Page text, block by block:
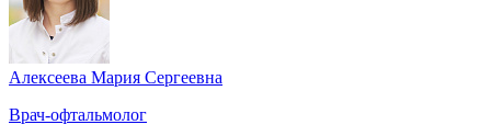
Алексеева Мария Сергеевна
Врач-офтальмолог